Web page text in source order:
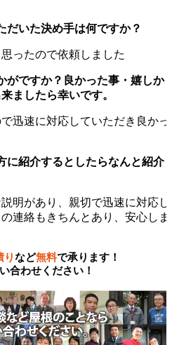
だいた決め手は何ですか？
ったので依頼しました
がですか？良かった事・嬉しか
ましたら幸いです。
迅速に対応していただき良かっ
に紹介するとしたらなんと紹介
明があり、親切で迅速に対応し
連絡もきちんとあり、安心しま
りなど無料で承ります！
合わせください！